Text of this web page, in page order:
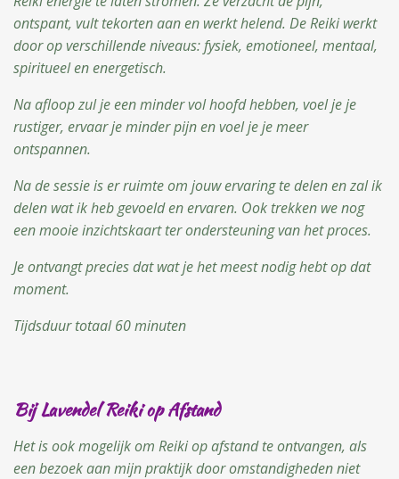
ontspant, vult tekorten aan en werkt helend. De Reiki werkt
door op verschillende niveaus: fysiek, emotioneel, mentaal,
spiritueel en energetisch.
Na afloop zul je een minder vol hoofd hebben, voel je je
rustiger, ervaar je minder pijn en voel je je meer
ontspannen.
Na de sessie is er ruimte om jouw ervaring te delen en zal ik
delen wat ik heb gevoeld en ervaren. Ook trekken we nog
een mooie inzichtskaart ter ondersteuning van het proces.
Je ontvangt precies dat wat je het meest nodig hebt op dat
moment.
Tijdsduur totaal 60 minuten
Bij Lavendel Reiki op Afstand
Het is ook mogelijk om Reiki op afstand te ontvangen, als
een bezoek aan mijn praktijk door omstandigheden niet